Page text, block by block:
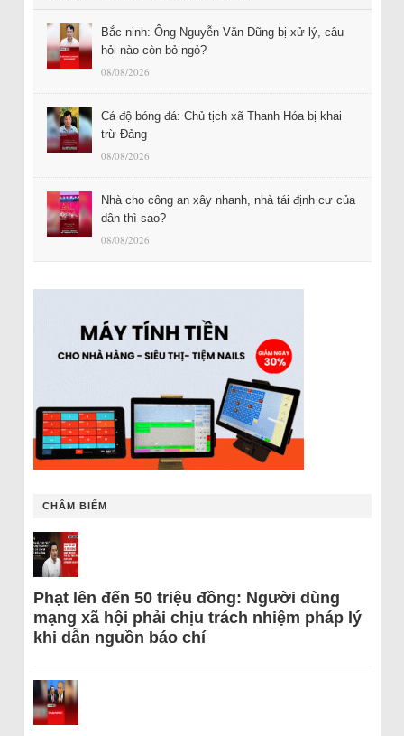
Bắc ninh: Ông Nguyễn Văn Dũng bị xử lý, câu
hỏi nào còn bỏ ngỏ?
08/08/2026
Cá độ bóng đá: Chủ tịch xã Thanh Hóa bị khai
trừ Đảng
08/08/2026
Nhà cho công an xây nhanh, nhà tái định cư của
dân thì sao?
08/08/2026
CHÂM BIẾM
Phạt lên đến 50 triệu đồng: Người dùng
mạng xã hội phải chịu trách nhiệm pháp lý
khi dẫn nguồn báo chí